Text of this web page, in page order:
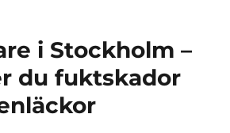
i Stockholm –
du fuktskador